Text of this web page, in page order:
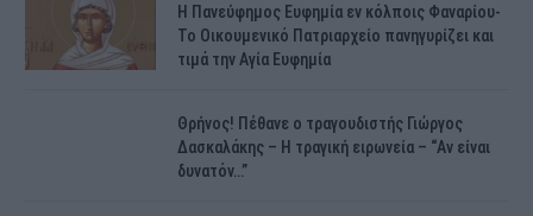
H Πανεύφημος Ευφημία εν κόλποις Φαναρίου-
Το Οικουμενικό Πατριαρχείο πανηγυρίζει και
τιμά την Αγία Ευφημία
Θρήνος! Πέθανε ο τραγουδιστής Γιώργος
Δασκαλάκης – Η τραγική ειρωνεία – “Αν είναι
δυνατόν…”